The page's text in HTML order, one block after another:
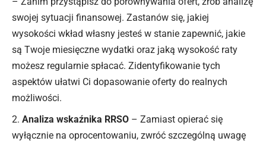
swojej sytuacji finansowej. Zastanów się, jakiej
wysokości wkład własny jesteś w stanie zapewnić, jakie
są Twoje miesięczne wydatki oraz jaką wysokość raty
możesz regularnie spłacać. Zidentyfikowanie tych
aspektów ułatwi Ci dopasowanie oferty do realnych
możliwości.
Analiza wskaźnika RRSO – Zamiast opierać się
wyłącznie na oprocentowaniu, zwróć szczególną uwagę